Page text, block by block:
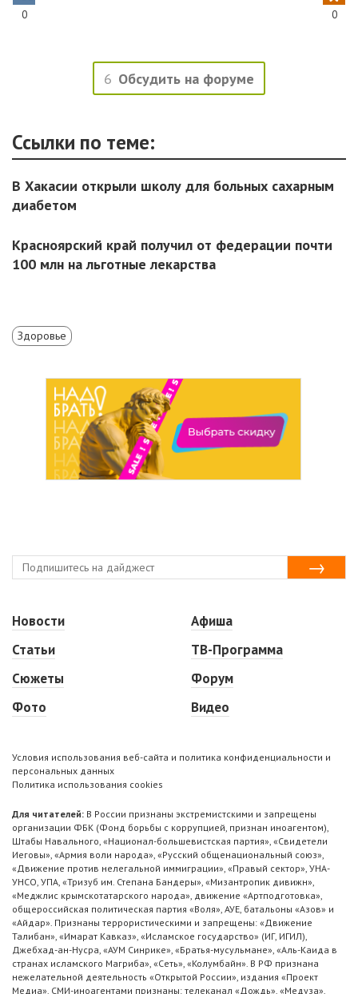
0 0
6 Обсудить на форуме
Ссылки по теме:
В Хакасии открыли школу для больных сахарным
диабетом
Красноярский край получил от федерации почти
100 млн на льготные лекарства
Здоровье
Новости
Статьи
Сюжеты
Фото
Афиша
ТВ-Программа
Форум
Видео
Условия использования веб-сайта и политика конфиденциальности и
персональных данных
Политика использования cookies
Для читателей: В России признаны экстремистскими и запрещены
организации ФБК (Фонд борьбы с коррупцией, признан иноагентом),
Штабы Навального, «Национал-большевистская партия», «Свидетели
Иеговы», «Армия воли народа», «Русский общенациональный союз»,
«Движение против нелегальной иммиграции», «Правый сектор», УНА-
УНСО, УПА, «Тризуб им. Степана Бандеры», «Мизантропик дивижн»,
«Меджлис крымскотатарского народа», движение «Артподготовка»,
общероссийская политическая партия «Воля», АУЕ, батальоны «Азов» и
«Айдар». Признаны террористическими и запрещены: «Движение
Талибан», «Имарат Кавказ», «Исламское государство» (ИГ, ИГИЛ),
Джебхад-ан-Нусра, «АУМ Синрике», «Братья-мусульмане», «Аль-Каида в
странах исламского Магриба», «Сеть», «Колумбайн». В РФ признана
нежелательной деятельность «Открытой России», издания «Проект
Медиа». СМИ-иноагентами признаны: телеканал «Дождь», «Медуза»,